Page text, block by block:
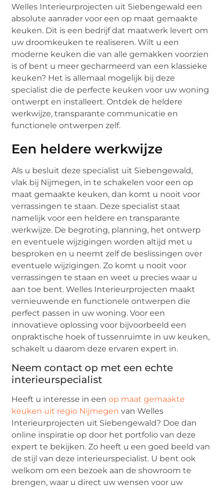
Welles Interieurprojecten uit Siebengewald een
absolute aanrader voor een op maat gemaakte
keuken. Dit is een bedrijf dat maatwerk levert om
uw droomkeuken te realiseren. Wilt u een
moderne keuken die van alle gemakken voorzien
is of bent u meer gecharmeerd van een klassieke
keuken? Het is allemaal mogelijk bij deze
specialist die de perfecte keuken voor uw woning
ontwerpt en installeert. Ontdek de heldere
werkwijze, transparante communicatie en
functionele ontwerpen zelf.
Een heldere werkwijze
Als u besluit deze specialist uit Siebengewald,
vlak bij Nijmegen, in te schakelen voor een op
maat gemaakte keuken, dan komt u nooit voor
verrassingen te staan. Deze specialist staat
namelijk voor een heldere en transparante
werkwijze. De begroting, planning, het ontwerp
en eventuele wijzigingen worden altijd met u
besproken en u neemt zelf de beslissingen over
eventuele wijzigingen. Zo komt u nooit voor
verrassingen te staan en weet u precies waar u
aan toe bent. Welles Interieurprojecten maakt
vernieuwende en functionele ontwerpen die
perfect passen in uw woning. Voor een
innovatieve oplossing voor bijvoorbeeld een
onpraktische hoek of tussenruimte in uw keuken,
schakelt u daarom deze ervaren expert in.
Neem contact op met een echte
interieurspecialist
Heeft u interesse in eenop maat gemaakte
keuken uit regio Nijmegen van Welles
Interieurprojecten uit Siebengewald? Doe dan
online inspiratie op door het portfolio van deze
expert te bekijken. Zo heeft u een goed beeld van
de stijl van deze interieurspecialist. U bent ook
welkom om een bezoek aan de showroom te
brengen, waar u direct uw wensen voor uw